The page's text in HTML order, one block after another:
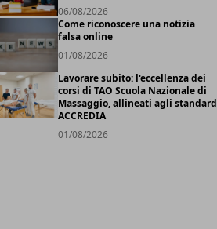
06/08/2026
Come riconoscere una notizia
falsa online
01/08/2026
Lavorare subito: l'eccellenza dei
corsi di TAO Scuola Nazionale di
Massaggio, allineati agli standard
ACCREDIA
01/08/2026